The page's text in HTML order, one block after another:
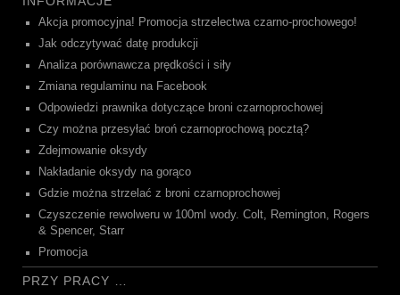
Akcja promocyjna! Promocja strzelectwa czarno-prochowego!
Jak odczytywać datę produkcji
Analiza porównawcza prędkości i siły
Zmiana regulaminu na Facebook
Odpowiedzi prawnika dotyczące broni czarnoprochowej
Czy można przesyłać broń czarnoprochową pocztą?
Zdejmowanie oksydy
Nakładanie oksydy na gorąco
Gdzie można strzelać z broni czarnoprochowej
Czyszczenie rewolweru w 100ml wody. Colt, Remington, Rogers
& Spencer, Starr
Promocja
PRZY PRACY …